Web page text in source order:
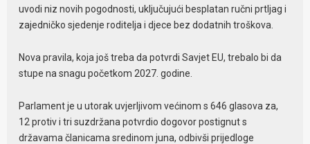
uvodi niz novih pogodnosti, uključujući besplatan ručni prtljag i
zajedničko sjedenje roditelja i djece bez dodatnih troškova.
Nova pravila, koja još treba da potvrdi Savjet EU, trebalo bi da
stupe na snagu početkom 2027. godine.
Parlament je u utorak uvjerljivom većinom s 646 glasova za,
12 protiv i tri suzdržana potvrdio dogovor postignut s
državama članicama sredinom juna, odbivši prijedloge